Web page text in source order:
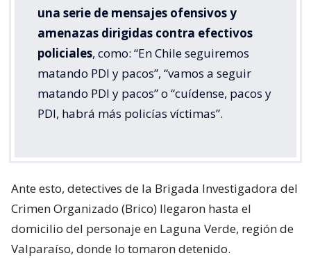
una serie de mensajes ofensivos y
amenazas dirigidas contra efectivos
policiales, como: “En Chile seguiremos
matando PDI y pacos”, “vamos a seguir
matando PDI y pacos” o “cuídense, pacos y
PDI, habrá más policías víctimas”.
Ante esto, detectives de la Brigada Investigadora del
Crimen Organizado (Brico) llegaron hasta el
domicilio del personaje en Laguna Verde, región de
Valparaíso, donde lo tomaron detenido.